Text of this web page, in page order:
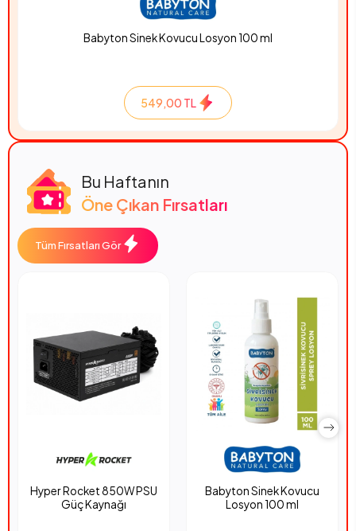
Babyton Sinek Kovucu Losyon 100 ml
549,00 TL
Bu Haftanın
Öne Çıkan Fırsatları
Tüm Fırsatları Gör
Hyper Rocket 850W PSU
Güç Kaynağı
Babyton Sinek Kovucu
Losyon 100 ml